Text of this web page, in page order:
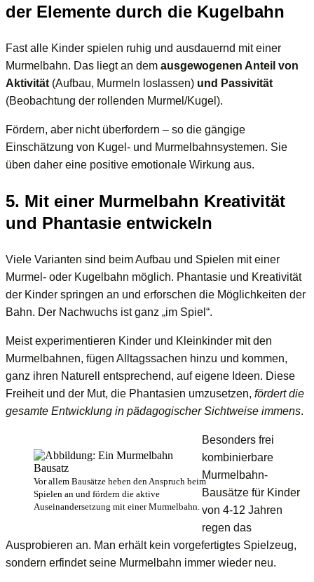
der Elemente durch die Kugelbahn
Fast alle Kinder spielen ruhig und ausdauernd mit einer
Murmelbahn. Das liegt an dem ausgewogenen Anteil von
Aktivität (Aufbau, Murmeln loslassen) und Passivität
(Beobachtung der rollenden Murmel/Kugel).
Fördern, aber nicht überfordern – so die gängige
Einschätzung von Kugel- und Murmelbahnsystemen. Sie
üben daher eine positive emotionale Wirkung aus.
5. Mit einer Murmelbahn Kreativität
und Phantasie entwickeln
Viele Varianten sind beim Aufbau und Spielen mit einer
Murmel- oder Kugelbahn möglich. Phantasie und Kreativität
der Kinder springen an und erforschen die Möglichkeiten der
Bahn. Der Nachwuchs ist ganz „im Spiel“.
Meist experimentieren Kinder und Kleinkinder mit den
Murmelbahnen, fügen Alltagssachen hinzu und kommen,
ganz ihren Naturell entsprechend, auf eigene Ideen. Diese
Freiheit und der Mut, die Phantasien umzusetzen, fördert die
gesamte Entwicklung in pädagogischer Sichtweise immens.
Vor allem Bausätze heben den Anspruch beim
Spielen an und fördern die aktive
Auseinandersetzung mit einer Murmelbahn.
Besonders frei
kombinierbare
Murmelbahn-
Bausätze für Kinder
von 4-12 Jahren
regen das
Ausprobieren an. Man erhält kein vorgefertigtes Spielzeug,
sondern erfindet seine Murmelbahn immer wieder neu.